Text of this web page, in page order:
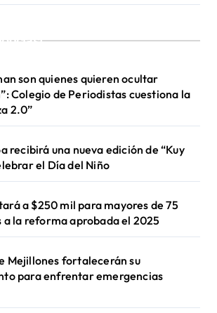
son quienes quieren ocultar
Colegio de Periodistas cuestiona la
2.0”
recibirá una nueva edición de “Kuy
el Día del Niño
a $250 mil para mayores de 75
a la reforma aprobada el 2025
Mejillones fortalecerán su
para enfrentar emergencias